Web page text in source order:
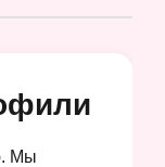
Мы